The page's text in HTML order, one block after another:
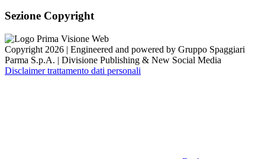
Sezione Copyright
Copyright 2026 | Engineered and powered by Gruppo Spaggiari
Parma S.p.A. | Divisione Publishing & New Social Media
Disclaimer trattamento dati personali